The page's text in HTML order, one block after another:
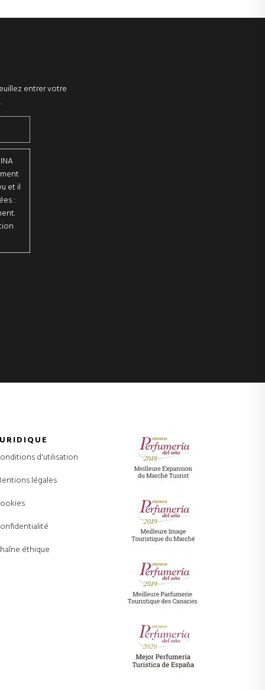
entrer votre
et il
:
d'utilisation
légales
éthique